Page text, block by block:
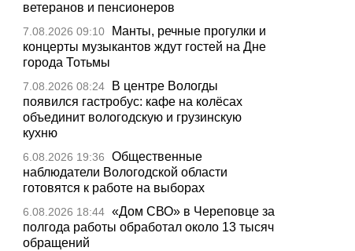
ветеранов и пенсионеров
7.08.2026 09:10
Манты, речные прогулки и
концерты музыкантов ждут гостей на Дне
города Тотьмы
7.08.2026 08:24
В центре Вологды
появился гастробус: кафе на колёсах
объединит вологодскую и грузинскую
кухню
6.08.2026 19:36
Общественные
наблюдатели Вологодской области
готовятся к работе на выборах
6.08.2026 18:44 «Дом СВО» в Череповце за
полгода работы обработал около 13 тысяч
обращений